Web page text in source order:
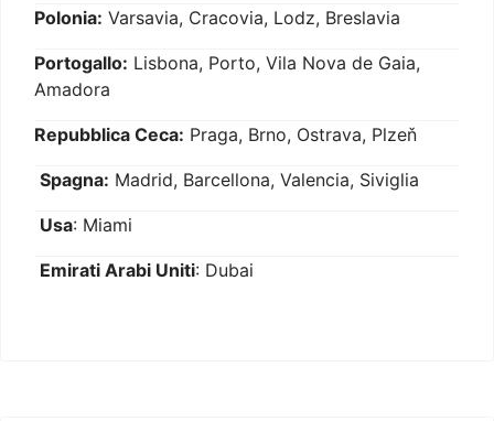
Polonia: Varsavia, Cracovia, Lodz, Breslavia
Portogallo: Lisbona, Porto, Vila Nova de Gaia,
Amadora
Repubblica Ceca: Praga, Brno, Ostrava, Plzeň
Spagna: Madrid, Barcellona, Valencia, Siviglia
Usa: Miami
Emirati Arabi Uniti: Dubai